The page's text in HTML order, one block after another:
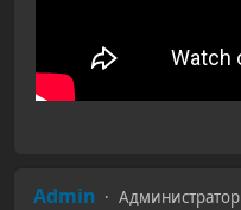
Admin
Администратор